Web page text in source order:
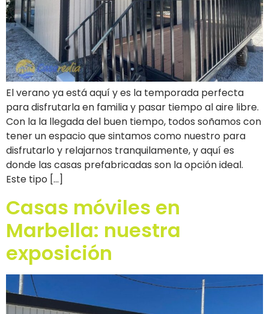
El verano ya está aquí y es la temporada perfecta
para disfrutarla en familia y pasar tiempo al aire libre.
Con la la llegada del buen tiempo, todos soñamos con
tener un espacio que sintamos como nuestro para
disfrutarlo y relajarnos tranquilamente, y aquí es
donde las casas prefabricadas son la opción ideal.
Este tipo […]
Casas móviles en
Marbella: nuestra
exposición